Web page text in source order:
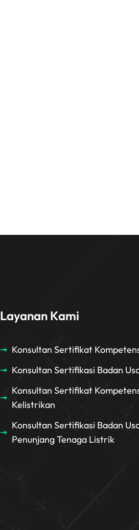
Layanan Kami
Konsultan Sertifikat
Konsultan Sertifikasi Badan
Konsultan Sertifikat
Kelistrikan
Konsultan Sertifikasi Badan
Penunjang Tenaga Listrik